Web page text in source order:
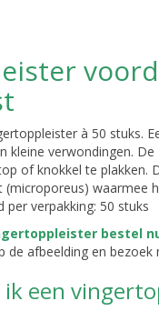
à 50 stuks.
kleine verwondingen.
of knokkel te plakken.
waarmee
verpakking: 50 stuks
de afbeelding en bezoek
een